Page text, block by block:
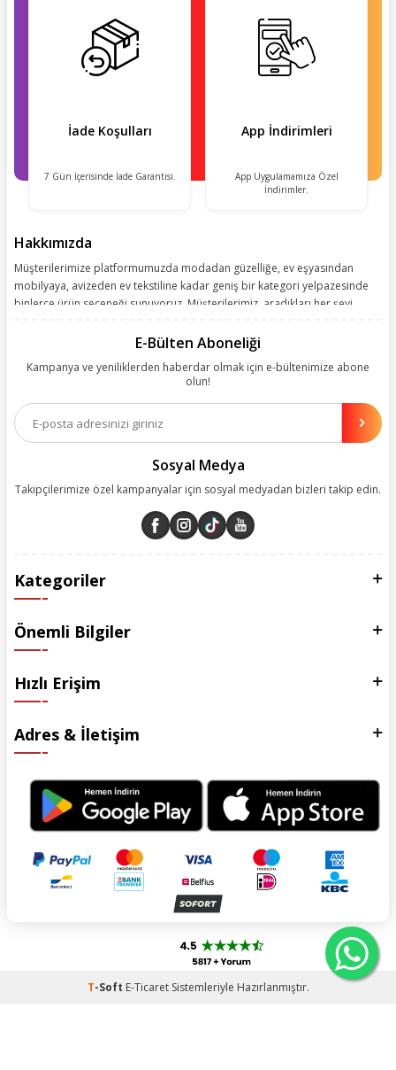
İade Koşulları
7 Gün İçerisinde İade Garantisi.
App İndirimleri
App Uygulamamıza Özel
İndirimler.
Hakkımızda
Müşterilerimize platformumuzda modadan güzelliğe, ev eşyasından
mobilyaya, avizeden ev tekstiline kadar geniş bir kategori yelpazesinde
binlerce ürün seçeneği sunuyoruz. Müşterilerimiz, aradıkları her şeyi
kolay, kusursuz ve keyifli bir alışveriş yolculuğu sunarken deneyiminize
olanakları sunuyoruz. Çalışmalarımızı müşterilerimizin memnuniyetini
esas alarak yürütüyoruz.
E-Bülten Aboneliği
Kampanya ve yeniliklerden haberdar olmak için e-bültenimize abone
olun!
Sosyal Medya
Takipçilerimize özel kampanyalar için sosyal medyadan bizleri takip edin.
Kategoriler
Önemli Bilgiler
Hızlı Erişim
Adres & İletişim
T-Soft E-TicaretSistemleriyle Hazırlanmıştır.